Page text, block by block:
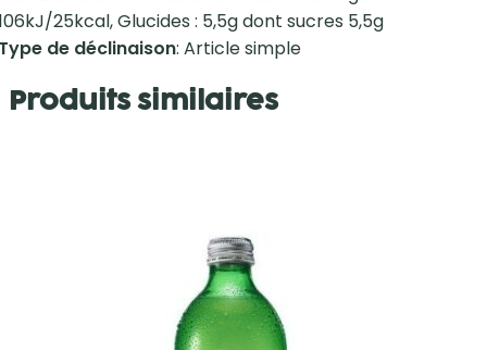
25kcal, Glucides : 5,5g dont sucres 5,5g
de déclinaison: Article simple
Produits similaires